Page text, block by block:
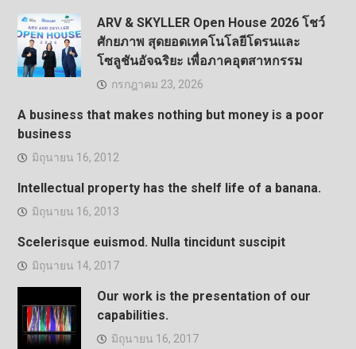
ARV & SKYLLER Open House 2026 โชว์
ศักยภาพ สุดยอดเทคโนโลยีโดรนและ
โซลูชันอัจฉริยะ เพื่อภาคอุตสาหกรรม
กรกฎาคม 23, 2026
A business that makes nothing but money is a poor
business
มิถุนายน 16, 2012
Intellectual property has the shelf life of a banana.
มิถุนายน 16, 2013
Scelerisque euismod. Nulla tincidunt suscipit
มิถุนายน 14, 2017
Our work is the presentation of our
capabilities.
มิถุนายน 16, 2017